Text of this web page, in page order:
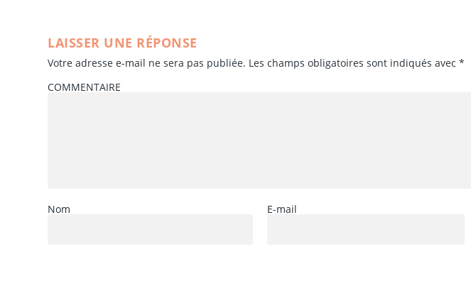
LAISSER UNE RÉPONSE
Votre adresse e-mail ne sera pas publiée. Les champs obligatoires sont indiqués avec*
COMMENTAIRE
Nom E-mail